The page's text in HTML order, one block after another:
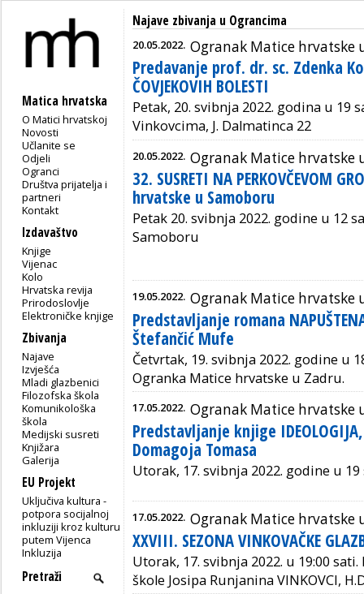
Matica hrvatska
O Matici hrvatskoj
Novosti
Učlanite se
Odjeli
Ogranci
Društva prijatelja i
partneri
Kontakt
Izdavaštvo
Knjige
Vijenac
Kolo
Hrvatska revija
Prirodoslovlje
Elektroničke knjige
Zbivanja
Najave
Izvješća
Mladi glazbenici
Filozofska škola
Komunikološka
škola
Medijski susreti
Knjižara
Galerija
EU Projekt
Uključiva kultura -
potpora socijalnoj
inkluziji kroz kulturu
putem Vijenca
Inkluzija
Najave zbivanja u Ograncima
20.05.2022. Ogranak Matice hrvatske
Predavanje prof. dr. sc. Zdenka
ČOVJEKOVIH BOLESTI
Petak, 20. svibnja 2022. godina u 19
Vinkovcima, J. Dalmatinca 22
20.05.2022. Ogranak Matice hrvatske
32. SUSRETI NA PERKOVČEVOM
hrvatske u Samoboru
Petak 20. svibnja 2022. godine u 12
Samoboru
19.05.2022. Ogranak Matice hrvatske
Predstavljanje romana
Štefančić Mufe
Četvrtak, 19. svibnja 2022. godine u
Ogranka Matice hrvatske u Zadru.
17.05.2022. Ogranak Matice hrvatske
Predstavljanje knjige IDEOLOGIJA,
Domagoja Tomasa
Utorak, 17. svibnja 2022. godine u
17.05.2022. Ogranak Matice hrvatske
XXVIII. SEZONA VINKOVAČKE
Utorak, 17. svibnja 2022. u 19:00 sati.
škole Josipa RunjaninaVINKOVCI,